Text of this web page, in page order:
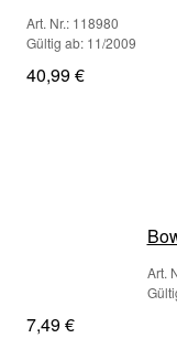
Art. Nr.: 118980
Gültig ab: 11/2009
40,99 €
Art.
7,49 €